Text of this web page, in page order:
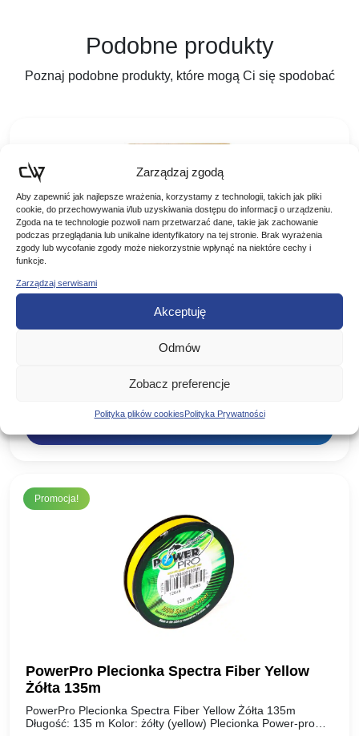
Zarządzaj zgodą
Aby zapewnić jak najlepsze wrażenia, korzystamy z technologii, takich jak pliki
cookie, do przechowywania i/lub uzyskiwania dostępu do informacji o urządzeniu.
Zgoda na te technologie pozwoli nam przetwarzać dane, takie jak zachowanie
podczas przeglądania lub unikalne identyfikatory na tej stronie. Brak wyrażenia
zgody lub wycofanie zgody może niekorzystnie wpłynąć na niektóre cechy i
funkcje.
Zarządzaj serwisami
Akceptuję
Odmów
Zobacz preferencje
Polityka plików cookiesPolityka Prywatności
Podobne produkty
Poznaj podobne produkty, które mogą Ci się spodobać
Berkley Trilene Fluorocarbon Leader 25m
0,28mm
Berkley Trilene Fluorocarbon Leader 25m 0,28mm Wysokiej
bardzo odporny na przetarcia. Doskonały materiał na
Promocja!
PowerPro Plecionka Spectra Fiber Yellow
Żółta 135m
PowerPro Plecionka Spectra Fiber Yellow Żółta 135m
Długość: 135 m Kolor: żółty (yellow) Plecionka Power-pro